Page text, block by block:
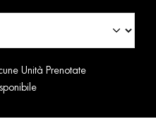
Unità Prenotate